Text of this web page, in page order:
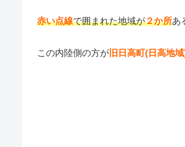
赤い点線で囲まれた地域が２か所あ
この内陸側の方が 旧日高町(日高地